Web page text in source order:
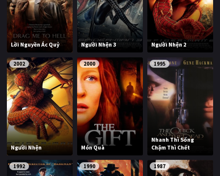
PHIM MỚI
PHIM BỘ
PHIM LẺ
PHIM CHIẾU RẠP
TUYỂN TẬP PHIM
BLOG
Lời Nguyền Ác Quỷ Người Nhện 3 Người Nhện 2
2002
Người Nhện
2000
Món Quà
1995
Nhanh Thì Sống
Chậm Thì Chết
1992 1990 1987